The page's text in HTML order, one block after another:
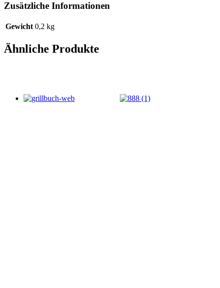
Zusätzliche Informationen
Gewicht 0,2 kg
Ähnliche Produkte